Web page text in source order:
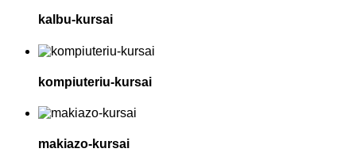
kalbu-kursai
kompiuteriu-kursai
makiazo-kursai